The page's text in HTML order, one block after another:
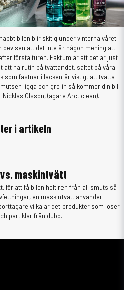
bilen blir skitig under vinterhalvåret,
att det inte är någon mening att
första turen. Faktum är att det är just
att ha rutin på tvättandet, saltet på våra
som fastnar i lacken är viktigt att tvätta
ligga och gro in så kommer din bil
Olsson, (ägare Arcticlean).
i artikeln
maskintvätt
för att få bilen helt ren från all smuts så
en maskintvätt använder
vilka är det produkter som löser
partiklar från dubb.